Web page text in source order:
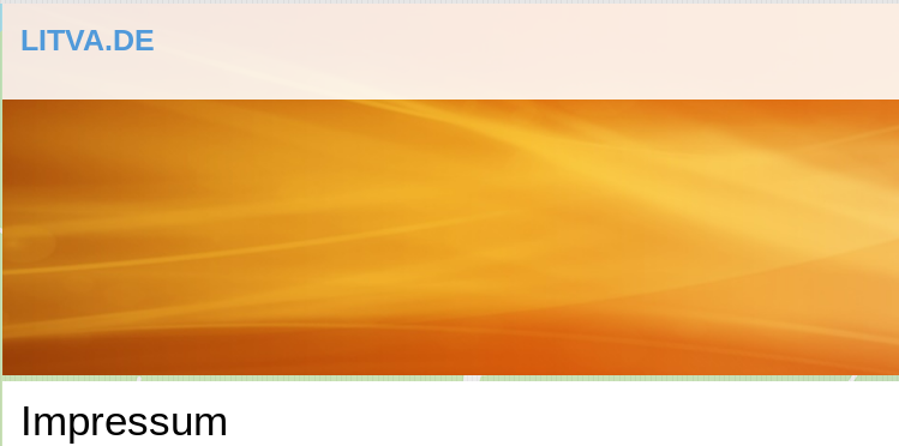
LITVA.DE
Impressum